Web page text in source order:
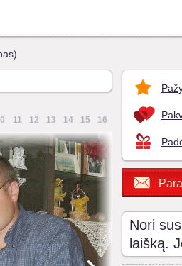
11 12 13 14 15 16
Nori
laišką.